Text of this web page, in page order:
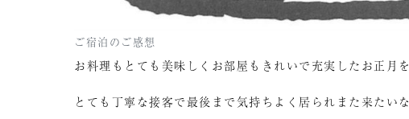
ご宿泊のご感想
お料理もとても美味しくお部屋もきれいで充実したお正月
とても丁寧な接客で最後まで気持ちよく居られまた来たい